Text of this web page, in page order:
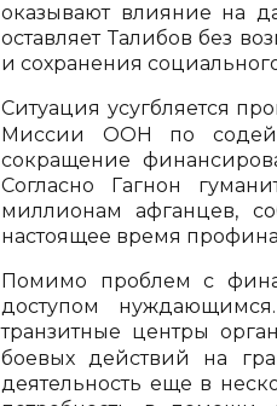
оказывают влияние на
оставляет Талибов без
и сохранения
Ситуация усугбляется
Миссии ООН по
сокращение
Согласно Гагнон
миллионам афганцев,
настоящее время
Помимо проблем с
доступом
транзитные центры
боевых действий на
деятельность еще в